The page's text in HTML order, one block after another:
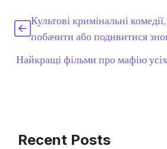
Культові кримінальні
побачити або подивитися
Найкращі фільми про мафію усіх
Recent Posts